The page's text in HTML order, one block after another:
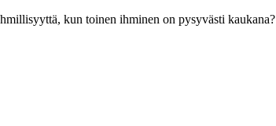
kun toinen ihminen on pysyvästi kaukana?